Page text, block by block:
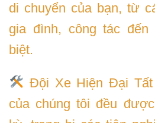
di chuyển của bạn, từ
gia đình, công tác
biệt.
Đội Xe Hiện Đại
của chúng tôi đều